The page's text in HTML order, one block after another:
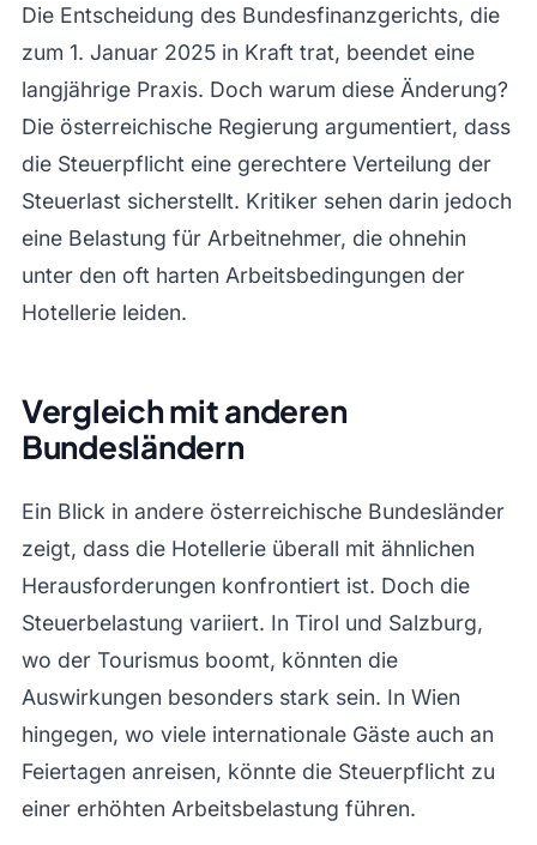
Die Entscheidung des Bundesfinanzgerichts, die
zum 1. Januar 2025 in Kraft trat, beendet eine
langjährige Praxis. Doch warum diese Änderung?
Die österreichische Regierung argumentiert, dass
die Steuerpflicht eine gerechtere Verteilung der
Steuerlast sicherstellt. Kritiker sehen darin jedoch
eine Belastung für Arbeitnehmer, die ohnehin
unter den oft harten Arbeitsbedingungen der
Hotellerie leiden.
Vergleich mit anderen
Bundesländern
Ein Blick in andere österreichische Bundesländer
zeigt, dass die Hotellerie überall mit ähnlichen
Herausforderungen konfrontiert ist. Doch die
Steuerbelastung variiert. In Tirol und Salzburg,
wo der Tourismus boomt, könnten die
Auswirkungen besonders stark sein. In Wien
hingegen, wo viele internationale Gäste auch an
Feiertagen anreisen, könnte die Steuerpflicht zu
einer erhöhten Arbeitsbelastung führen.